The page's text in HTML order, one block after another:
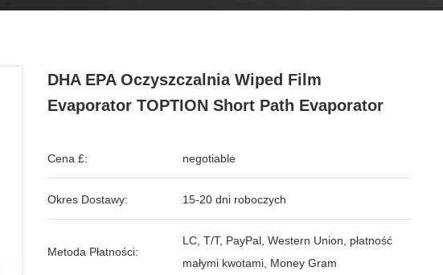
DHA EPA Oczyszczalnia Wiped Film
Evaporator TOPTION Short Path Evaporator
Cena £: negotiable
Okres Dostawy: 15-20 dni roboczych
Metoda Płatności:
LC, T/T, PayPal, Western Union, płatność
małymi kwotami, Money Gram